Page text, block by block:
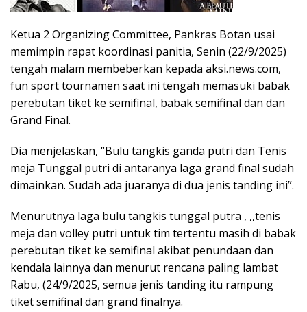
Ketua 2 Organizing Committee, Pankras Botan usai
memimpin rapat koordinasi panitia, Senin (22/9/2025)
tengah malam membeberkan kepada aksi.news.com,
fun sport tournamen saat ini tengah memasuki babak
perebutan tiket ke semifinal, babak semifinal dan dan
Grand Final.
Dia menjelaskan, “Bulu tangkis ganda putri dan Tenis
meja Tunggal putri di antaranya laga grand final sudah
dimainkan. Sudah ada juaranya di dua jenis tanding ini”.
Menurutnya laga bulu tangkis tunggal putra , ,,tenis
meja dan volley putri untuk tim tertentu masih di babak
perebutan tiket ke semifinal akibat penundaan dan
kendala lainnya dan menurut rencana paling lambat
Rabu, (24/9/2025, semua jenis tanding itu rampung
tiket semifinal dan grand finalnya.